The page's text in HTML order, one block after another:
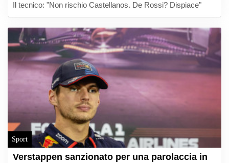
Il tecnico: "Non rischio Castellanos. De Rossi? Dispiace"
Sport
Verstappen sanzionato per una parolaccia in